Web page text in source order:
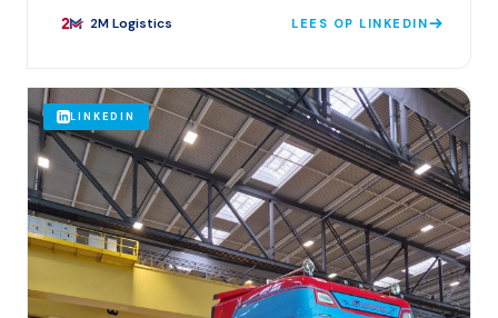
2M Logistics LEES OP LINKEDIN
LINKEDIN